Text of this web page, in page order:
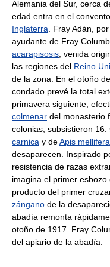
Alemania del Sur, cerca
edad entra en el
Inglaterra . Fray Adán,
ayudante de Fray
acarapisosis , venida
las regiones del Reino
de la zona. En el otoño
condado prevé la total
primavera siguiente,
colmenar del monasterio
colonias, subsistieron
carnica y deApis
desaparecen. Inspirado
resistencia de razas
imagina el primer esbozo
producto del primer
zángano de la
abadía remonta
otoño de 1917. Fray
del apiario de la abadía.